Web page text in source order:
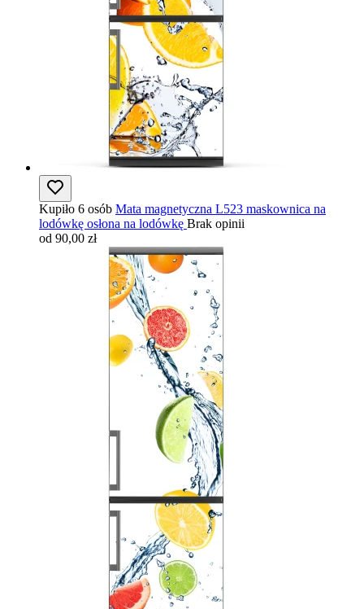
Kupiło 6 osób Mata magnetyczna L523 maskownica na
lodówkę osłona na lodówkę Brak opinii
od 90,00 zł